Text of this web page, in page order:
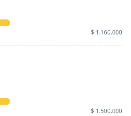
$ 1.160.000
$ 1.500.000